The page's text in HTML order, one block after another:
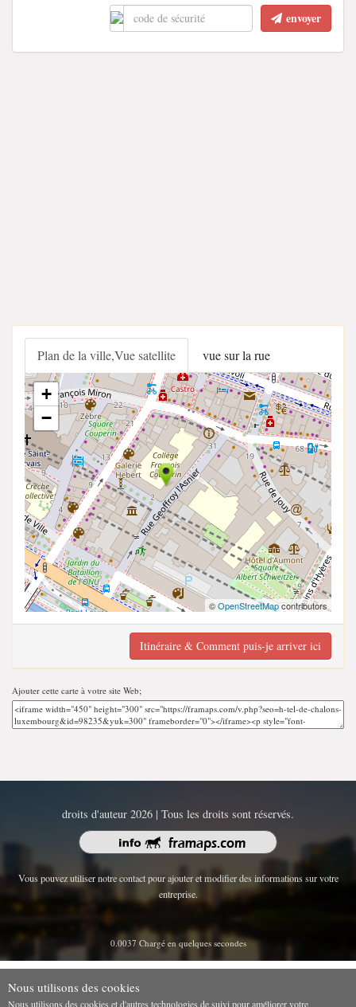
envoyer
Plan de la ville,Vue satellite vue sur la rue
+
−
©OpenStreetMapcontributors
Itinéraire & Comment puis-je arriver ici
Ajouter cette carte à votre site Web;
droits d'auteur 2026 | Tous les droits sont réservés.
Vous pouvez utiliser notre contact pour ajouter et modifier des informations sur votre
entreprise.
0.0037 Chargé en quelques secondes
Nous utilisons des cookies
Nous utilisons des cookies et d'autres technologies de suivi pour améliorer votre